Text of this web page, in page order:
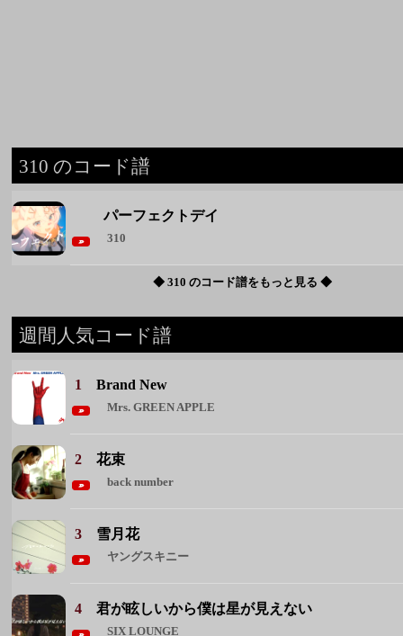
1 Brand New
Mrs. GREEN APPLE
2花束
back number
3雪月花
4君が眩しいから僕は星が見えない
5 恋人ごっこ
マカロニえんぴつ
◆ 週間人気コード譜をもっと見る ◆